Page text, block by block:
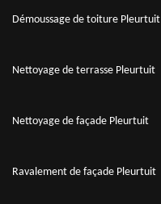
Démoussage de toiture Pleurtuit
Nettoyage de terrasse Pleurtuit
Nettoyage de façade Pleurtuit
Ravalement de façade Pleurtuit